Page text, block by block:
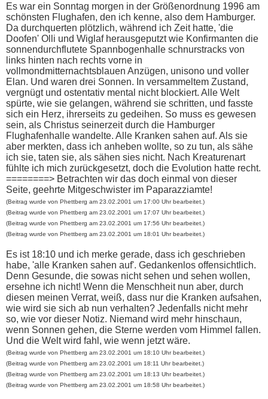
Es war ein Sonntag morgen in der Größenordnung 1996 am
schönsten Flughafen, den ich kenne, also dem Hamburger.
Da durchquerten plötzlich, während ich Zeit hatte, 'die
Doofen' Olli und Wiglaf herausgeputzt wie Konfirmanten die
sonnendurchflutete Spannbogenhalle schnurstracks von
links hinten nach rechts vorne in
vollmondmitternachtsblauen Anzügen, unisono und voller
Elan. Und waren drei Sonnen. In versammeltem Zustand,
vergnügt und ostentativ mental nicht blockiert. Alle Welt
spürte, wie sie gelangen, während sie schritten, und fasste
sich ein Herz, ihrerseits zu gedeihen. So muss es gewesen
sein, als Christus seinerzeit durch die Hamburger
Flughafenhalle wandelte. Alle Kranken sahen auf. Als sie
aber merkten, dass ich anheben wollte, so zu tun, als sähe
ich sie, taten sie, als sähen sies nicht. Nach Kreaturenart
fühlte ich mich zurückgesetzt, doch die Evolution hatte recht.
========> Betrachten wir das doch einmal von dieser
Seite, geehrte Mitgeschwister im Paparazziamte!
(Beitrag wurde von Phettberg am 23.02.2001 um 17:00 Uhr bearbeitet.)
(Beitrag wurde von Phettberg am 23.02.2001 um 17:07 Uhr bearbeitet.)
(Beitrag wurde von Phettberg am 23.02.2001 um 17:56 Uhr bearbeitet.)
(Beitrag wurde von Phettberg am 23.02.2001 um 18:01 Uhr bearbeitet.)
Es ist 18:10 und ich merke gerade, dass ich geschrieben
habe, 'alle Kranken sahen auf'. Gedankenlos offensichtlich.
Denn Gesunde, die sowas nicht sehen und sehen wollen,
ersehne ich nicht! Wenn die Menschheit nun aber, durch
diesen meinen Verrat, weiß, dass nur die Kranken aufsahen,
wie wird sie sich ab nun verhalten? Jedenfalls nicht mehr
so, wie vor dieser Notiz. Niemand wird mehr hinschaun,
wenn Sonnen gehen, die Sterne werden vom Himmel fallen.
Und die Welt wird fahl, wie wenn jetzt wäre.
(Beitrag wurde von Phettberg am 23.02.2001 um 18:10 Uhr bearbeitet.)
(Beitrag wurde von Phettberg am 23.02.2001 um 18:11 Uhr bearbeitet.)
(Beitrag wurde von Phettberg am 23.02.2001 um 18:13 Uhr bearbeitet.)
(Beitrag wurde von Phettberg am 23.02.2001 um 18:58 Uhr bearbeitet.)